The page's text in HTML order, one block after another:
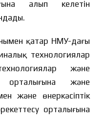
алып келетін
қатар НМУ-дағы
технологиялар
және
орталығына және
және өнеркәсіптік
орталығына